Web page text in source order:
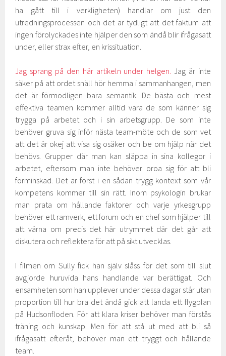
ha gått till i verkligheten) handlar om just den
utredningsprocessen och det är tydligt att det faktum att
ingen förolyckades inte hjälper den som ändå blir ifrågasatt
under, eller strax efter, en krissituation.
Jag sprang på den här artikeln under helgen. Jag är inte
säker på att ordet snäll hör hemma i sammanhangen, men
det är förmodligen bara semantik. De bästa och mest
effektiva teamen kommer alltid vara de som känner sig
trygga på arbetet och i sin arbetsgrupp. De som inte
behöver gruva sig inför nästa team-möte och de som vet
att det är okej att visa sig osäker och be om hjälp när det
behövs. Grupper där man kan släppa in sina kollegor i
arbetet, eftersom man inte behöver oroa sig för att bli
förminskad. Det är först i en sådan trygg kontext som vår
kompetens kommer till sin rätt. Inom psykologin brukar
man prata om hållande faktorer och varje yrkesgrupp
behöver ett ramverk, ett forum och en chef som hjälper till
att värna om precis det här utrymmet där det går att
diskutera och reflektera för att på sikt utvecklas.
I filmen om Sully fick han själv slåss för det som till slut
avgjorde huruvida hans handlande var berättigat. Och
ensamheten som han upplever under dessa dagar står utan
proportion till hur bra det ändå gick att landa ett flygplan
på Hudsonfloden. För att klara kriser behöver man förstås
träning och kunskap. Men för att stå ut med att bli så
ifrågasatt efteråt, behöver man ett tryggt och hållande
team.